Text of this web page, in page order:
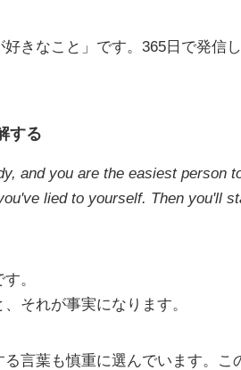
きなこと」です。365日で発信
する
and you are the easiest person
lied to yourself. Then you'll
。
それが事実になります。
言葉も慎重に選んでいます。こ